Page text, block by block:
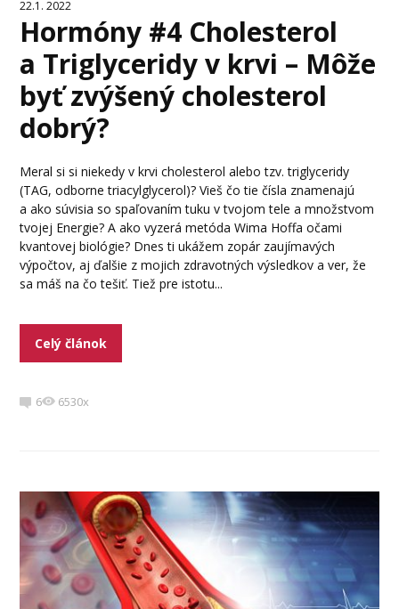
22.1. 2022
Hormóny #4 Cholesterol
a Triglyceridy v krvi – Môže
byť zvýšený cholesterol
dobrý?
Meral si si niekedy v krvi cholesterol alebo tzv. triglyceridy
(TAG, odborne triacylglycerol)? Vieš čo tie čísla znamenajú
a ako súvisia so spaľovaním tuku v tvojom tele a množstvom
tvojej Energie? A ako vyzerá metóda Wima Hoffa očami
kvantovej biológie? Dnes ti ukážem zopár zaujímavých
výpočtov, aj ďalšie z mojich zdravotných výsledkov a ver, že
sa máš na čo tešiť. Tiež pre istotu...
Celý článok
6 6530x